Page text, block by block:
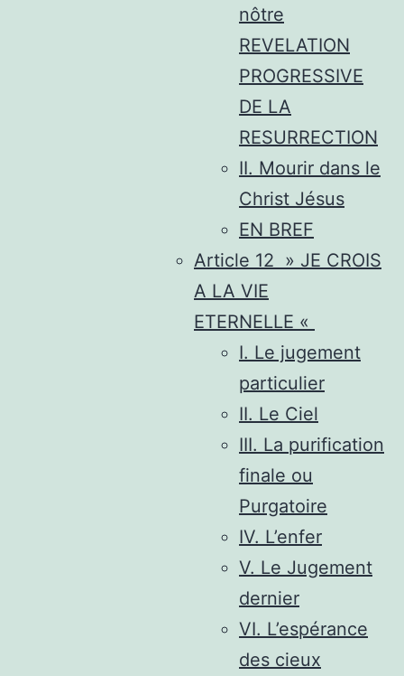
nôtre
REVELATION
PROGRESSIVE
DE LA
RESURRECTION
II. Mourir dans le
Christ Jésus
EN BREF
Article 12 » JE CROIS
A LA VIE
ETERNELLE «
I. Le jugement
particulier
II. Le Ciel
III. La purification
finale ou
Purgatoire
IV. L’enfer
V. Le Jugement
dernier
VI. L’espérance
des cieux